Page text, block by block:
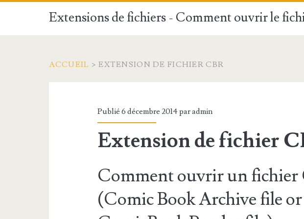
Extensions de fichiers - Comment ouvrir le
ACCUEIL > EXTENSION DE FICHIER CBR
Publié 6 décembre 2014 paradmin
Extension de fichier
Comment ouvrir un fichier
(Comic Book Archive file or